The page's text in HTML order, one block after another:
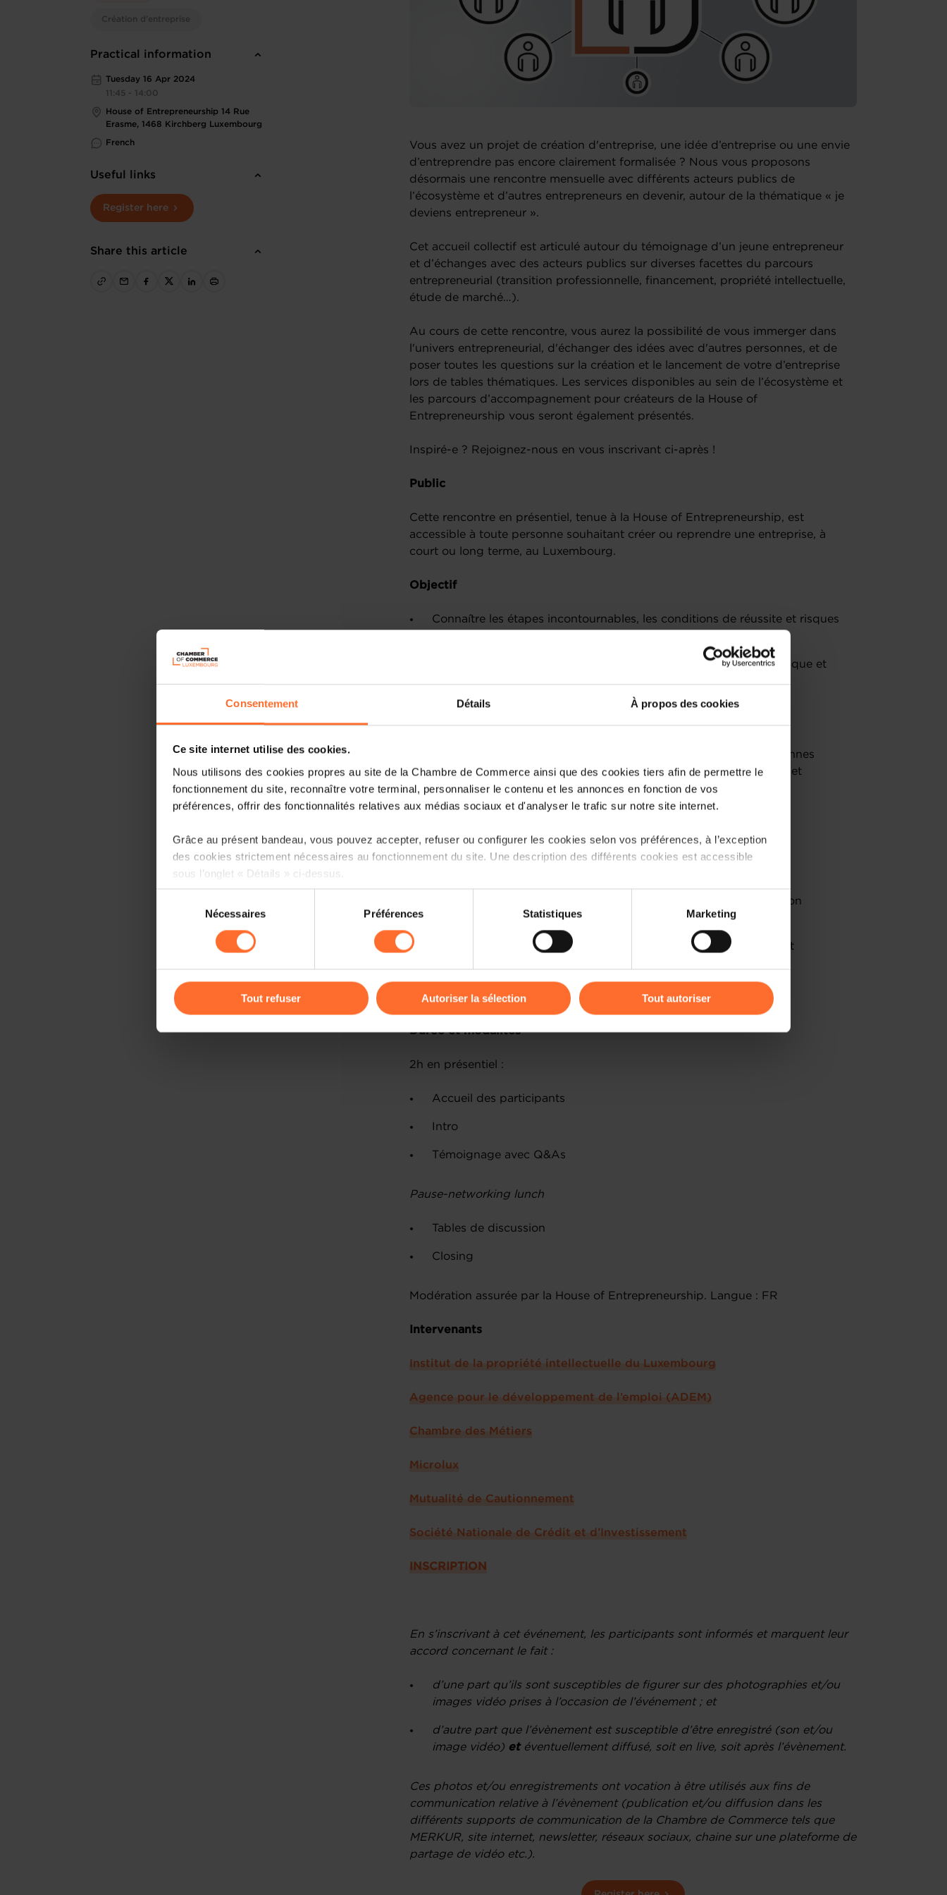
Consentement Détails À propos des cookies
Ce site internet utilise des cookies.
Nous utilisons des cookies propres au site de la Chambre de Commerce ainsi que des cookies tiers afin de permettre le
fonctionnement du site, reconnaître votre terminal, personnaliser le contenu et les annonces en fonction de vos
préférences, offrir des fonctionnalités relatives aux médias sociaux et d'analyser le trafic sur notre site internet.
Grâce au présent bandeau, vous pouvez accepter, refuser ou configurer les cookies selon vos préférences, à l’exception
des cookies strictement nécessaires au fonctionnement du site. Une description des différents cookies est accessible
sous l’onglet « Détails » ci-dessus.
Il est précisé que la navigation sur le site et certaines fonctionnalités (ex : lecture de vidéos, partage sur les réseaux
sociaux, sauvegarde des préférences de lecture vidéo, personnalisation de l’affichage du site) peuvent être affectées en
cas de refus de tous les cookies ou des cookies non nécessaires.
gauche de chaque page.
consentement
Nécessaires Préférences Statistiques Marketing
Tout refuser Autoriser la sélection Tout autoriser
Création d'entreprise
Practical information
Tuesday 16 Apr 2024
11:45 - 14:00
House of Entrepreneurship 14 Rue
Erasme, 1468 Kirchberg Luxembourg
French
Useful links
Register here
Share this article
Vous avez un projet de création d'entreprise, une idée d’entreprise ou une envie
d’entreprendre pas encore clairement formalisée ? Nous vous proposons
désormais une rencontre mensuelle avec différents acteurs publics de
l’écosystème et d’autres entrepreneurs en devenir, autour de la thématique « je
deviens entrepreneur ».
Cet accueil collectif est articulé autour du témoignage d’un jeune entrepreneur
et d’échanges avec des acteurs publics sur diverses facettes du parcours
entrepreneurial (transition professionnelle, financement, propriété intellectuelle,
étude de marché…).
Au cours de cette rencontre, vous aurez la possibilité de vous immerger dans
l'univers entrepreneurial, d'échanger des idées avec d'autres personnes, et de
poser toutes les questions sur la création et le lancement de votre d’entreprise
lors de tables thématiques. Les services disponibles au sein de l’écosystème et
les parcours d’accompagnement pour créateurs de la House of
Entrepreneurship vous seront également présentés.
Inspiré-e ? Rejoignez-nous en vous inscrivant ci-après !
Public
Cette rencontre en présentiel, tenue à la House of Entrepreneurship, est
accessible à toute personne souhaitant créer ou reprendre une entreprise, à
court ou long terme, au Luxembourg.
Objectif
Connaître les étapes incontournables, les conditions de réussite et risques
Identifier les données de votre environnement économique, juridique et
fiscal à maîtriser
Identifier les organismes, les dispositifs de soutien et les aides au
financement de la création d'entreprise
Connaître la réalité de terrain, les obstacles à surmonter et les bonnes
pratiques à appliquer dès l’étape de la construction de votre projet
Thèmes abordés
Les facteurs clés du succès de la création d'entreprise
La faisabilité règlementaire et financière de votre projet de création
Les moyens et stratégies à mettre œuvre pour réussir votre projet
accompagné.e?
Durée et modalités
2h en présentiel :
Accueil des participants
Intro
Témoignage avec Q&As
Pause-networking lunch
Tables de discussion
Closing
Modération assurée par la House of Entrepreneurship. Langue : FR
Intervenants
Institut de la propriété intellectuelle du Luxembourg
Agence pour le développement de l’emploi (ADEM)
Chambre des Métiers
Microlux
Mutualité de Cautionnement
Société Nationale de Crédit et d’Investissement
INSCRIPTION
En s’inscrivant à cet événement, les participants sont informés et marquent leur
accord concernant le fait :
d’une part qu’ils sont susceptibles de figurer sur des photographies et/ou
images vidéo prises à l’occasion de l’événement ; et
d’autre part que l’évènement est susceptible d’être enregistré (son et/ou
image vidéo) et éventuellement diffusé, soit en live, soit après l’évènement.
Ces photos et/ou enregistrements ont vocation à être utilisés aux fins de
communication relative à l’évènement (publication et/ou diffusion dans les
différents supports de communication de la Chambre de Commerce tels que
MERKUR, site internet, newsletter, réseaux sociaux, chaine sur une plateforme de
partage de vidéo etc.).